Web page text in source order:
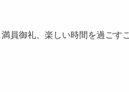
員御礼、楽しい時間を過ごすこ